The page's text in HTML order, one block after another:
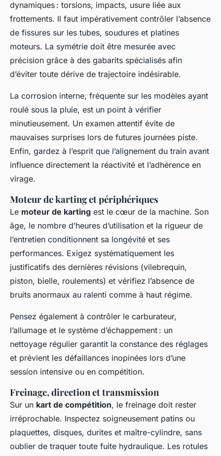
dynamiques : torsions, impacts, usure liée aux
frottements. Il faut impérativement contrôler l’absence
de fissures sur les tubes, soudures et platines
moteurs. La symétrie doit être mesurée avec
précision grâce à des gabarits spécialisés afin
d’éviter toute dérive de trajectoire indésirable.
La corrosion interne, fréquente sur les modèles ayant
roulé sous la pluie, est un point à vérifier
minutieusement. Un examen attentif évite de
mauvaises surprises lors de futures journées piste.
Enfin, gardez à l’esprit que l’alignement du train avant
influence directement la réactivité et l’adhérence en
virage.
Moteur de karting et périphériques
Le moteur de karting est le cœur de la machine. Son
âge, le nombre d’heures d’utilisation et la rigueur de
l’entretien conditionnent sa longévité et ses
performances. Exigez systématiquement les
justificatifs des dernières révisions (vilebrequin,
piston, bielle, roulements) et vérifiez l’absence de
bruits anormaux au ralenti comme à haut régime.
Pensez également à contrôler le carburateur,
l’allumage et le système d’échappement : un
nettoyage régulier garantit la constance des réglages
et prévient les défaillances inopinées lors d’une
session intensive ou en compétition.
Freinage, direction et transmission
Sur un kart de compétition, le freinage doit rester
irréprochable. Inspectez soigneusement patins ou
plaquettes, disques, durites et maître-cylindre, sans
oublier de traquer toute fuite hydraulique. Les rotules